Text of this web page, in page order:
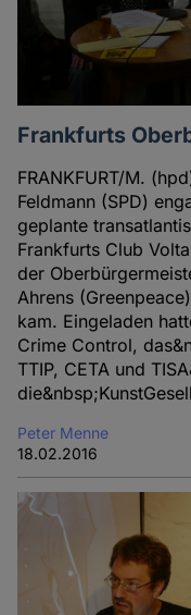
Frankfurts
FRANKFURT/M.
Feldmann (SPD)
geplante
Frankfurts Club
der
Ahrens
kam. Eingeladen
Crime Control,
TTIP, CETA und
Peter Menne
18.02.2016